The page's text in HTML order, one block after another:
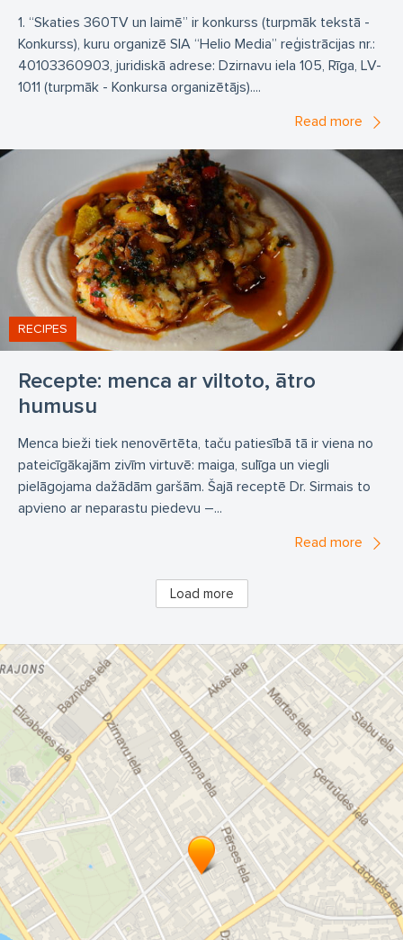
1. “Skaties 360TV un laimē” ir konkurss (turpmāk tekstā -
Konkurss), kuru organizē SIA “Helio Media” reģistrācijas nr.:
40103360903, juridiskā adrese: Dzirnavu iela 105, Rīga, LV-
1011 (turpmāk - Konkursa organizētājs)....
Read more
Recepte: menca ar viltoto, ātro
humusu
RECIPES
Menca bieži tiek nenovērtēta, taču patiesībā tā ir viena no
pateicīgākajām zivīm virtuvē: maiga, sulīga un viegli
pielāgojama dažādām garšām. Šajā receptē Dr. Sirmais to
apvieno ar neparastu piedevu –...
Read more
Load more